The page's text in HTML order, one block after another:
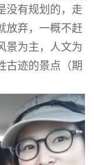
没有规划的，走
放弃，一概不赶
景为主，人文为
古迹的景点（期